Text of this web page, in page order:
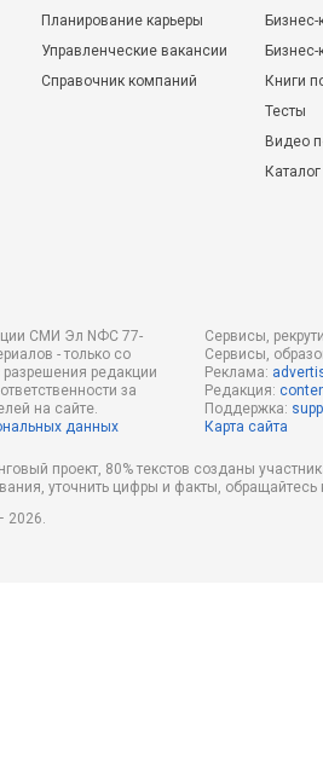
Планирование карьеры
Управленческие вакансии
Справочник компаний
Бизнес-
Книги
Тесты
Видео
СМИ Эл NФС 77-
- только со
разрешения редакции
за
на сайте.
данных
Сервисы,
Сервисы,
Реклама:
Редакция:
Поддержка:
Карта сайта
проект, 80% текстов созданы
уточнить цифры и факты,
2026.